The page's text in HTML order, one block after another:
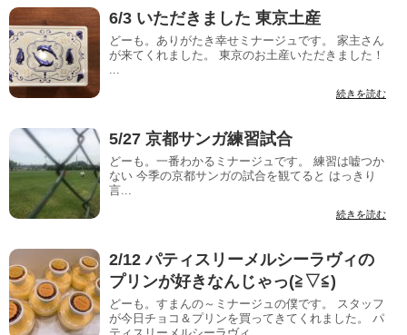
6/3 いただきました 東京土産
どーも。ありがたき幸せミナージュです。 家主さん
が来てくれました。 東京のお土産いただきました！
続きを読む
5/27 京都サンガ練習試合
どーも。一番わかるミナージュです。 練習は嘘つか
ない 今季の京都サンガの試合を観てると はっきり
言...
続きを読む
2/12 パティスリーメルシーラヴィの
プリンが好きなんじゃっ(≧▽≦)
どーも。すまんの～ミナージュの僕です。 スタッフ
が今日チョコ＆プリンを買ってきてくれました。 パ